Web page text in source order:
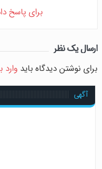
برای پاسخ
ارسال یک نظر
برای نوشتن دیدگاه باید وارد
آگهی